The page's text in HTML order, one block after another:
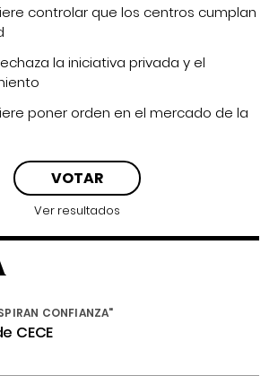
controlar que los centros cumplan
la iniciativa privada y el
poner orden en el mercado de la
Ver resultados
CONFIANZA"
CECE